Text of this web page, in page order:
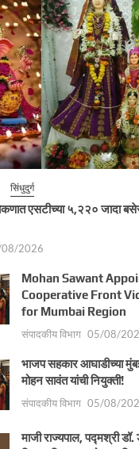
सिंधुदुर्ग
एसटीच्या ५,२२० जादा
2026
Mohan Sawant
Cooperative Front
for Mumbai Region
संपादकीय विभाग 05/08/
भाजप सहकार आघाडीच्या
मोहन सावंत यांची नियुक्ती!
संपादकीय विभाग 05/08/
माजी राज्यपाल, पद्मश्री डॉ.